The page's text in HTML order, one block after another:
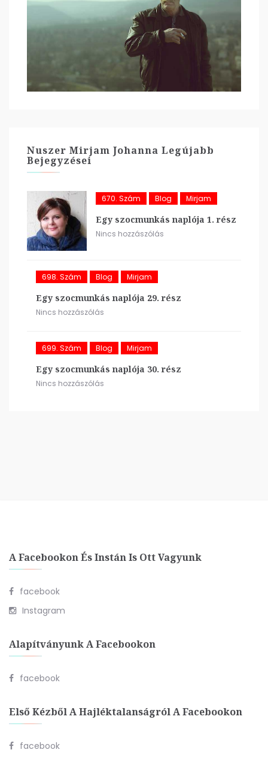
Nuszer Mirjam Johanna Legújabb
Bejegyzései
670. Szám Blog Mirjam
Egy szocmunkás naplója 1. rész
Nincs hozzászólás
698. Szám Blog Mirjam
Egy szocmunkás naplója 29. rész
Nincs hozzászólás
699. Szám Blog Mirjam
Egy szocmunkás naplója 30. rész
Nincs hozzászólás
A Facebookon És Instán Is Ott Vagyunk
facebook
Instagram
Alapítványunk A Facebookon
facebook
Első Kézből A Hajléktalanságról A Facebookon
facebook